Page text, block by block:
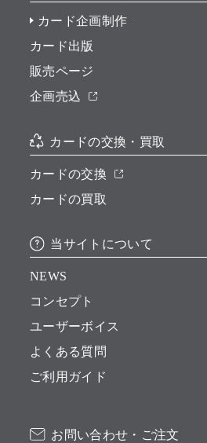
カード企画制作
カード出版
販売ページ
企画売込
カードの交換・買取
カードの交換
カードの買取
当サイトについて
NEWS
コンセプト
ユーザーボイス
よくある質問
ご利用ガイド
お問い合わせ・ご注文